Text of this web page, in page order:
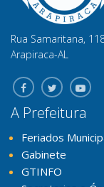
Rua Samaritana,
Arapiraca-AL
A Prefeitura
Feriados
Gabinete
GTINFO